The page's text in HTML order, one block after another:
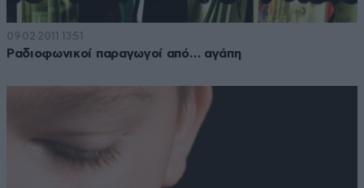
09·02·2011 13:51
Ραδιοφωνικοί παραγωγοί από… αγάπη